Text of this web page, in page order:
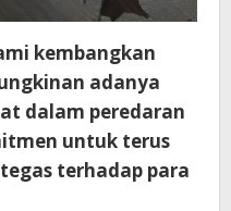
kembangkan
adanya
dalam peredaran
untuk terus
terhadap para